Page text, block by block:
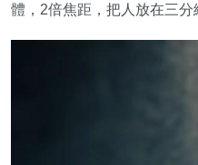
體，2倍焦距，把人放在三分